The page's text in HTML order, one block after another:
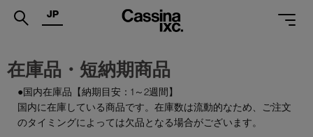
.
SERVICES
JP
在庫品・短納期商品
●国内在庫品【納期目安：1～2週間】
国内に在庫している商品です。在庫数は流動的なため、ご注文
のタイミングによっては欠品となる場合がございます。